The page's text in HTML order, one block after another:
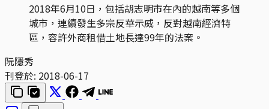
2018年6月10日，包括胡志明市在內的越南等多個
城市，連續發生多宗反華示威，反對越南經濟特
區，容許外商租借土地長達99年的法案。
阮隱秀
刊登於: 2018-06-17